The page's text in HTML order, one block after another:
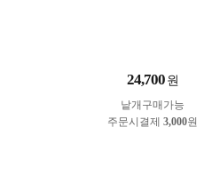
24,700 원
낱개구매가능
주문시결제 3,000원